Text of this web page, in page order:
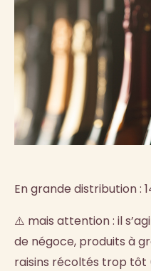
En grande distribution :
⚠️ mais attention : il
de négoce, produits à
raisins récoltés trop tôt